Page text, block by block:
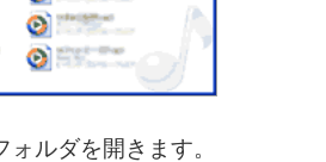
ルダを開きます。